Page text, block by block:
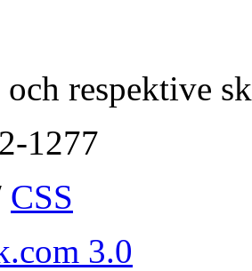
respektive
1277
CSS
3.0